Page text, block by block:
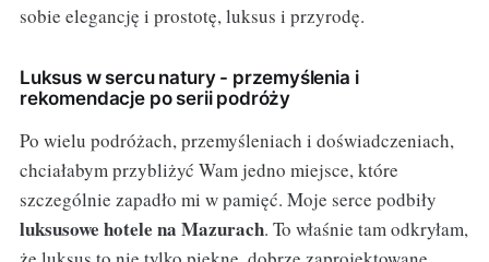
sobie elegancję i prostotę, luksus i przyrodę.
Luksus w sercu natury - przemyślenia i
rekomendacje po serii podróży
Po wielu podróżach, przemyśleniach i doświadczeniach,
chciałabym przybliżyć Wam jedno miejsce, które
szczególnie zapadło mi w pamięć. Moje serce podbiły
luksusowe hotele na Mazurach. To właśnie tam odkryłam,